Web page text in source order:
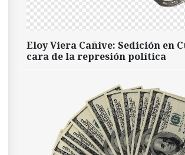
Eloy Viera Cañive: Sedición en
cara de la represión política